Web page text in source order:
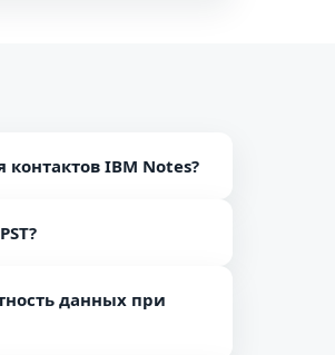
IBM Notes?
ПК с Windows.
2019, 2016, 2013, 2010 и
данных при